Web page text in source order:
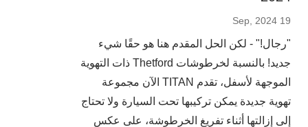
19 Sep, 2024
"رجال!" - لكن الحل المقدم هنا هو حقًا شيء
جديد! بالنسبة لخرطوشات Thetford ذات التهوية
الموجهة لأسفل، تقدم TITAN الآن مجموعة
تهوية جديدة يمكن تركيبها تحت السيارة ولا تحتاج
إلى إزالتها أثناء تفريغ الخرطوشة، على عكس